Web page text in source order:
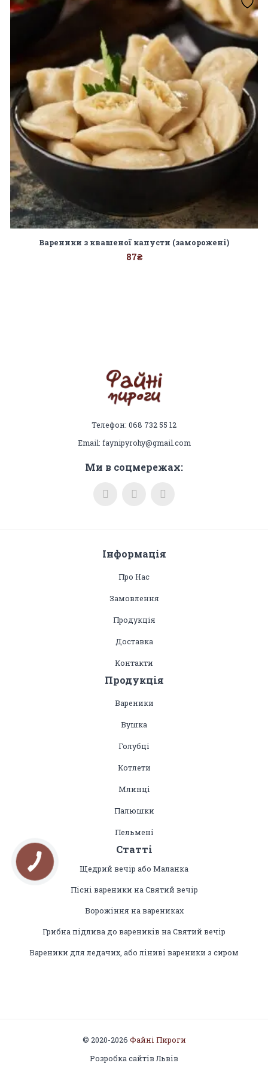
Вареники з квашеної капусти (заморожені)
87₴
Телефон: 068 732 55 12
Email: faynipyrohy@gmail.com
Ми в соцмережах:
Інформація
Про Нас
Замовлення
Продукція
Доставка
Контакти
Продукція
Вареники
Вушка
Голубці
Котлети
Млинці
Палюшки
Пельмені
Статті
Щедрий вечір або Маланка
Пісні вареники на Святий вечір
Ворожіння на варениках
Грибна підлива до вареників на Святий вечір
Вареники для ледачих, або ліниві вареники з сиром
© 2020-2026 Файні Пироги
Розробка сайтів Львів